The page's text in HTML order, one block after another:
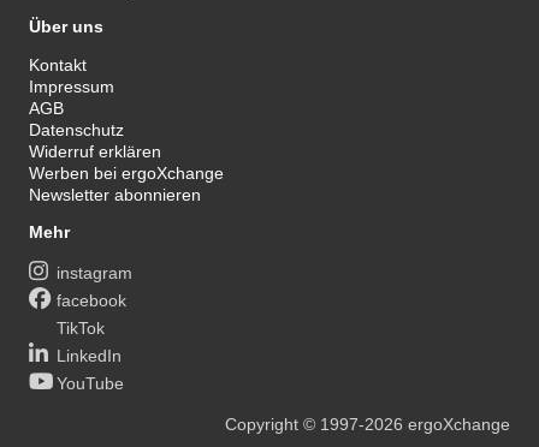
Über uns
Kontakt
Impressum
AGB
Datenschutz
Widerruf erklären
Werben bei ergoXchange
Newsletter abonnieren
Mehr
instagram
facebook
TikTok
LinkedIn
YouTube
Copyright© 1997-2026 ergoXchange